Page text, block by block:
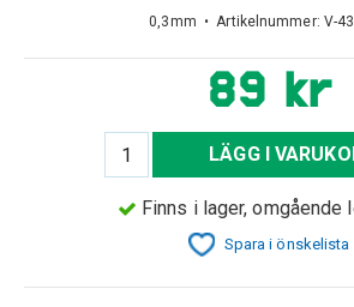
0,3mm • Artikelnummer: V-
89 kr
LÄGG I
Finns i lager, omgående
Spara i önskelista